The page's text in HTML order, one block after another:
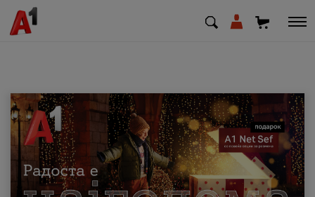
МК EN SQ